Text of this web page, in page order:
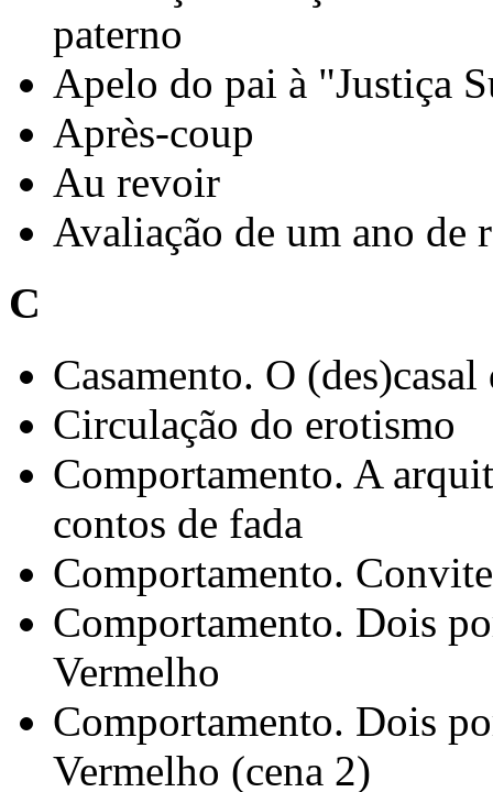
paterno
Apelo do pai à "Justiça
Après-coup
Au revoir
Avaliação de um ano de
C
Casamento. O (des)casal
Circulação do erotismo
Comportamento. A
contos de fada
Comportamento.
Comportamento. Dois
Vermelho
Comportamento. Dois
Vermelho (cena 2)